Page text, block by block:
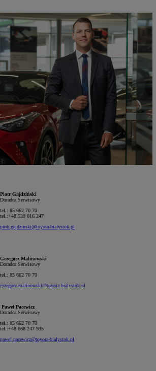
Piotr Gajdziński
Doradca Serwisowy
tel.: 85 662 70 70
tel.:+48 539 016 247
piotr.gajdzinski@toyota-bialystok.pl
Grzegorz Malinowski
Doradca Serwisowy
tel.: 85 662 70 70
grzegorz.malinowski@toyota-bialystok.pl
Paweł Pacewicz
Doradca Serwisowy
tel.: 85 662 70 70
tel.:+48 668 247 935
pawel.pacewicz@toyota-bialystok.pl